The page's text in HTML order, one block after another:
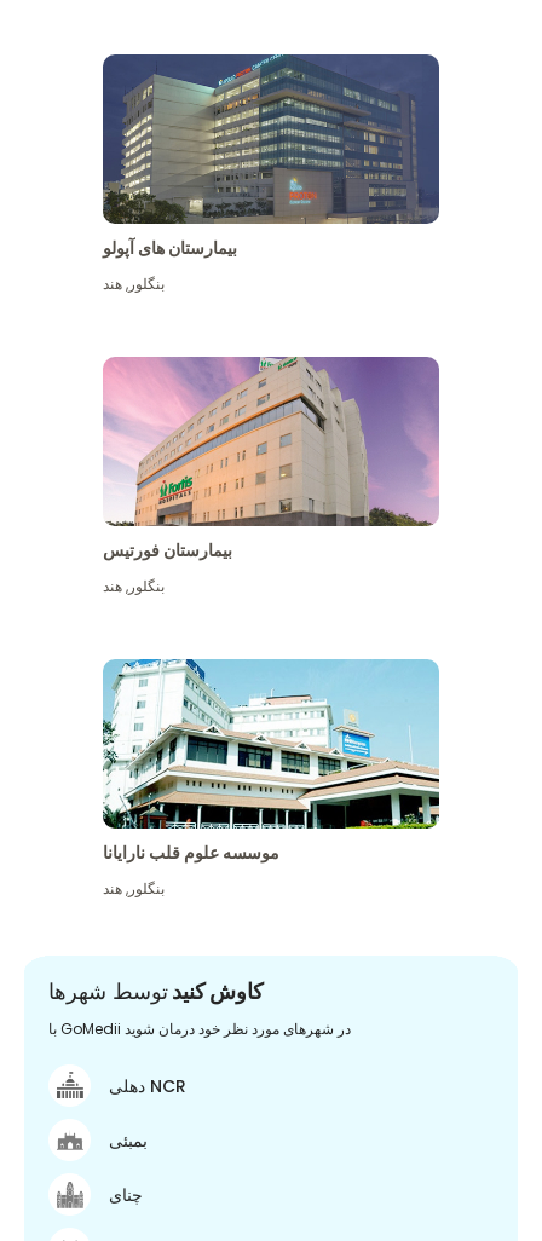
بیمارستان های آپولو
بنگلور,هند
بیمارستان فورتیس
بنگلور,هند
موسسه علوم قلب نارایانا
بنگلور,هند
کاوش کنیدتوسط شهرها
با GoMedii در شهرهای مورد نظر خود درمان شوید
دهلی NCR
بمبئی
چنای